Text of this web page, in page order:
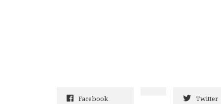
Facebook Twitter